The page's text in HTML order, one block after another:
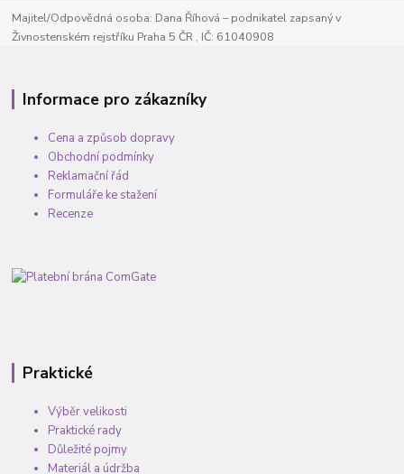
Majitel/Odpovědná osoba: Dana Říhová – podnikatel zapsaný v
Živnostenském rejstříku Praha 5 ČR , IČ: 61040908
Informace pro zákazníky
Cena a způsob dopravy
Obchodní podmínky
Reklamační řád
Formuláře ke stažení
Recenze
Praktické
Výběr velikosti
Praktické rady
Důležité pojmy
Materiál a údržba